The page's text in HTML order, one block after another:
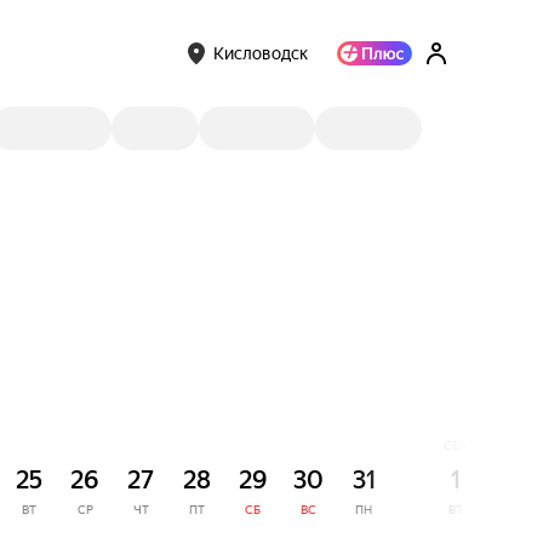
Кисловодск
25
ВТ
26
СР
27
ЧТ
28
ПТ
29
СБ
30
ВС
31
ПН
1
ВТ